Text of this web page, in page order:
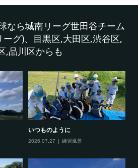
なら城南リーグ世田谷チーム
グ)、目黒区,大田区,渋谷区,
,品川区からも
ベストゲーム
2026.07.15